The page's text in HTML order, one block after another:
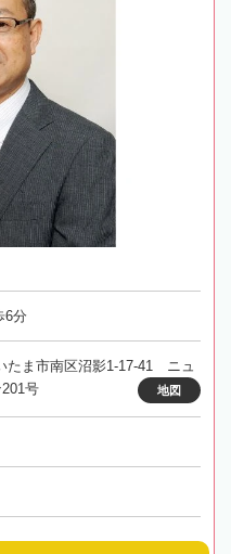
6分
たま市南区沼影1-17-41 ニュ
号
地図